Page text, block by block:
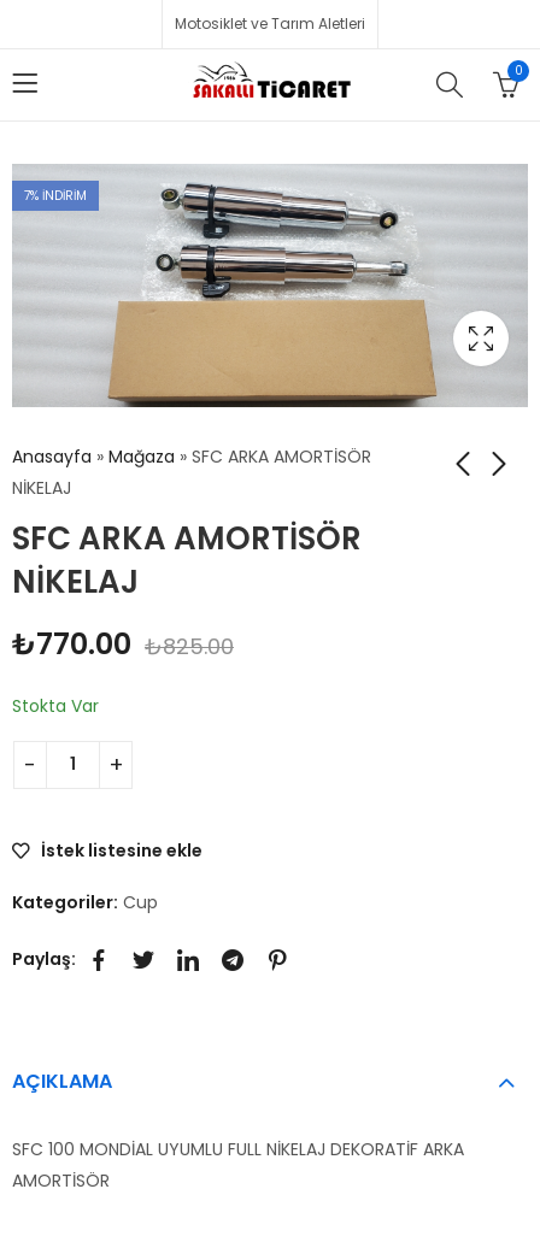
Motosiklet ve Tarım Aletleri
0
7% İNDIRIM
Anasayfa » Mağaza » SFC ARKA AMORTİSÖR
NİKELAJ
SFC ARKA AMORTİSÖR
NİKELAJ
₺770.00 ₺825.00
Stokta Var
İstek listesine ekle
Kategoriler: Cup
Paylaş:
AÇIKLAMA
SFC 100 MONDİAL UYUMLU FULL NİKELAJ DEKORATİF ARKA
AMORTİSÖR